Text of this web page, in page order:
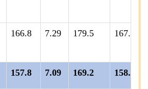
167.3
179.5
7.29
166.8
158.0
169.2
7.09
157.8